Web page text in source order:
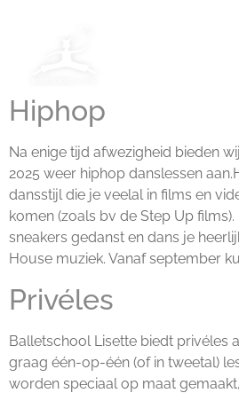
Hiphop
Na enige tijd afwezigheid bieden
2025 weer hiphop danslessen
dansstijl die je veelal in films en
komen (zoals bv de Step Up
sneakers gedanst en dans je
House muziek. Vanaf september
Privéles
Balletschool Lisette biedt privéles
graag één-op-één (of in tweetal)
worden speciaal op maat